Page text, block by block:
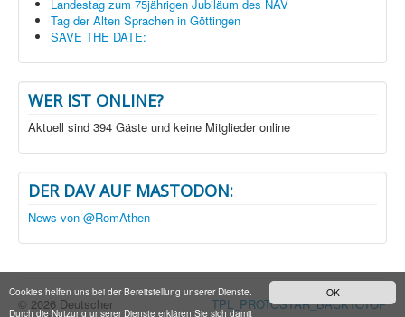
OK
Cookies helfen uns bei der Bereitstellung unserer Dienste.
Durch die Nutzung unserer Dienste erklären Sie sich damit
Landestag zum 75jährigen Jubiläum des NAV
Tag der Alten Sprachen in Göttingen
SAVE THE DATE:
WER IST ONLINE?
Aktuell sind 394 Gäste und keine Mitglieder online
DER DAV AUF MASTODON:
News von @RomAthen
TPL_PROTOSTAR_BACKTOTOP
© 2026 Deutscher